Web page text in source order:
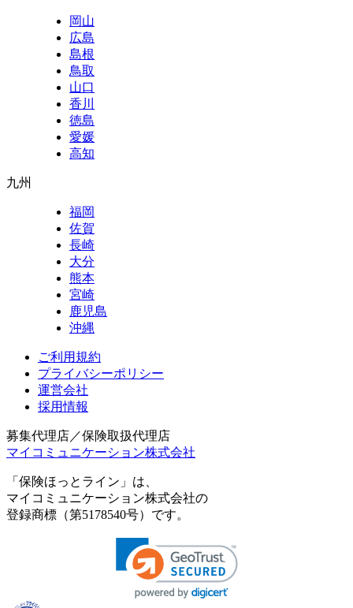
岡山
広島
島根
鳥取
山口
香川
徳島
愛媛
高知
九州
福岡
佐賀
長崎
大分
熊本
宮崎
鹿児島
沖縄
ご利用規約
プライバシーポリシー
運営会社
採用情報
募集代理店／保険取扱代理店
マイコミュニケーション株式会社
「保険ほっとライン」は、
マイコミュニケーション株式会社の
登録商標（第5178540号）です。